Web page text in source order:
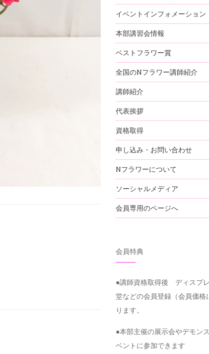
イベントインフォメーション
本部講習会情報
ベストフラワー賞
全国のNフラワー講師紹介
講師紹介
代表挨拶
資格取得
申し込み・お問い合わせ
Nフラワーについて
ソーシャルメディア
会員専用のページへ
会員特典
●講師資格取得後 ディスプ
堂などの会員登録（会員価格
ります。
●本部主催の展示会やデモン
ベントに参加できます